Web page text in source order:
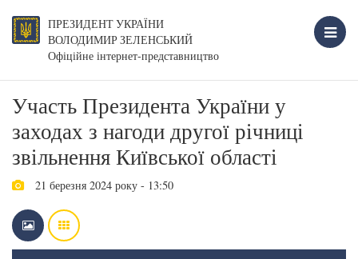
ПРЕЗИДЕНТ УКРАЇНИ
ВОЛОДИМИР ЗЕЛЕНСЬКИЙ
Офіційне інтернет-представництво
Участь Президента України у
заходах з нагоди другої річниці
звільнення Київської області
21 березня 2024 року - 13:50